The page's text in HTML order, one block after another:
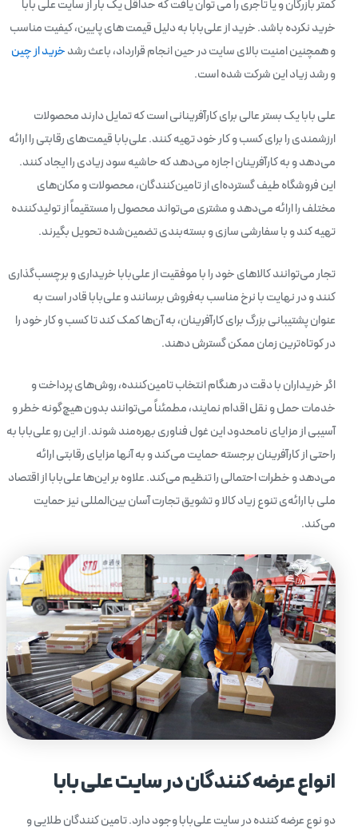
کمتر بازرگان و یا تاجری را می توان یافت که حداقل یک بار از سایت علی بابا
خرید نکرده باشد. خرید از علی‌بابا به دلیل قیمت های پایین، کیفیت مناسب
و همچنین امنیت بالای سایت در حین انجام قرارداد، باعث رشدخرید از چین
و رشد زیاد این شرکت شده است.
علی ‌بابا یک بستر عالی برای کارآفرینانی است که تمایل دارند محصولات
ارزشمندی را برای کسب و کار خود تهیه کنند. علی‌بابا قیمت‌های رقابتی را ارائه
می‌دهد و به کارآفرینان اجازه می‌دهد که حاشیه سود زیادی را ایجاد کنند.
این فروشگاه طیف گسترده‌ای از تامین‌کنندگان، محصولات و مکان‌های
مختلف را ارائه می‌دهد و مشتری می‌تواند محصول را مستقیماً از تولیدکننده
تهیه کند و با سفارشی سازی و بسته‌بندی تضمین‌شده تحویل بگیرند.
تجار می‌توانند کالاهای خود را با موفقیت از علی‌بابا خریداری و برچسب‌گذاری
کنند و در نهایت با نرخ مناسب به‌فروش برسانند و علی‌بابا قادر است به
عنوان پشتیبانی بزرگ برای کارآفرینان، به آن‌ها کمک کند تا کسب و کار خود را
در کوتاه‌ترین زمان ممکن گسترش دهند.
اگر خریداران با دقت در هنگام انتخاب تامین‌کننده، روش‌های پرداخت و
خدمات حمل و نقل اقدام نمایند، مطمئناً می‌توانند بدون هیچ‌گونه خطر و
آسیبی از مزایای نامحدود این غول فناوری بهره‌مند شوند. از این رو علی‌بابا به
راحتی از کارآفرینان برجسته حمایت می‌کند و به آنها مزایای رقابتی ارائه
می‌دهد و خطرات احتمالی را تنظیم می‌کند. علاوه بر این‌ها علی‌بابا از اقتصاد
ملی با ارائه‌ی تنوع زیاد کالا و تشویق تجارت آسان بین‌المللی نیز حمایت
می‌کند.
انواع عرضه کنندگان در سایت علی بابا
دو نوع عرضه کننده در سایت علی‌بابا وجود دارد. تامین کنندگان طلایی و